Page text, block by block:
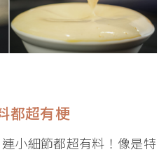
都超有梗
小細節都超有料！像是特